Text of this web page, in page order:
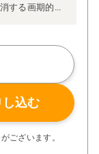
する画期的な
「一貫担当
者が現場を統
られた充実の
質を実現。
充実の保証、
ちにお任せく
込む
ございます。